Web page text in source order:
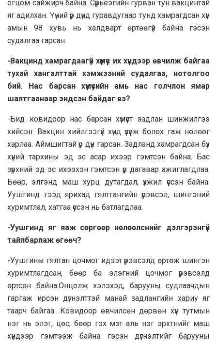
огцом сайжирч байна. Сүрьеэгийн гурван тун вакцинтай
яг адилхан. Үүний үр дүнд гуравдугаар тунд хамрагдсан хүн
амын 98 хувь нь халдварт өртөөгүй байна гэсэн
судалгаа гарсан.
-Вакцинд хамрагдаагүй хүмүүс их хүндээр өвчилж байгаа
тухай хангалттай хэмжээний судалгаа, нотолгоо
бий. Нас барсан хүмүүсийн амь нас голчлон ямар
шалтгаанаар эндсэн байдаг вэ?
-Бид ковидоор нас барсан хүмүүст задлан шинжилгээ
хийсэн. Вакцин хийлгээгүй хүнд үзүүлж болох гаж нөлөөг
харлаа. Аймшигтай үр дүн гарсан. Задланд хамрагдсан бүх
хүний тархины эд эс асар ихээр гэмтсэн байна. Бас
зүрхний эд эс ихээхэн гэмтсэн үр дагавар ажиглагдлаа.
Бөөр, элгэнд маш хурц дутагдал, үхжил үүссэн байна.
Уушгинд гээд ярихад гялтгангийн үрэвсэл, шингэний
хуримтлал, хатгаа үүссэн нь батлагдлаа.
-Уушгинд яг яаж сөргөөр нөлөөлснийг дэлгэрэнгүй
тайлбарлаж өгөөч?
-Уушгины гялтан цочмог идээт үрэвсэлд өртөж шингэн
хуримтлагдсан, бөөр ба элэгний цочмог үрэвсэлд
өртсөн байна.Онцолж хэлэхэд, барууны судлаачдын
гаргаж ирсэн дүгнэлттэй манай задлангийн хариу яг
таарч байгаа. Ковидоор өвчилсөн дөрвөн хүн тутмын
нэг нь элэг, цөс, бөөр гэх мэт аль нэг эрхтнийг маш
хүндээр гэмтээж байна гэсэн дүгнэлтийг барууны